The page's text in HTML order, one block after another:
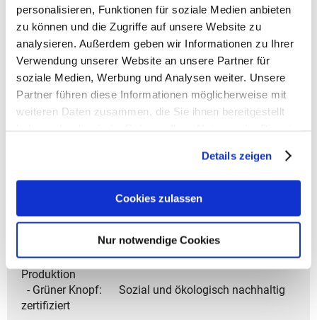
personalisieren, Funktionen für soziale Medien anbieten
zu können und die Zugriffe auf unsere Website zu
analysieren. Außerdem geben wir Informationen zu Ihrer
Verwendung unserer Website an unsere Partner für
soziale Medien, Werbung und Analysen weiter. Unsere
Partner führen diese Informationen möglicherweise mit
weiteren Daten zusammen, die Sie ihnen bereitgestellt
Details zeigen
Cookies zulassen
Nur notwendige Cookies
Extras.
- Befestigungsloop für Fahrradlicht oder Schloss.
Material & Nachhaltigkeit:
- Obermaterial aus 100 % recycelten Textilien.
- Wasserdicht mit 1.500 mm Wassersäule.
- Innenfutter: 100 % Polyester.
- PFC-freie Imprägnierung für nachhaltigen Schutz.
Zertifizierungen & Standards:
- bluesign® Partner: Umweltfreundliche,
- IGR-zertifiziert: Ergonomisch geprüft für gesundes
- Fair Wear Leader: Faire Arbeitsbedingungen in der
Produktion
- Grüner Knopf: Sozial und ökologisch nachhaltig
zertifiziert